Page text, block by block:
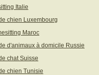
Italie
chien Luxembourg
Maroc
d'animaux à domicile Russie
chat Suisse
chien Tunisie